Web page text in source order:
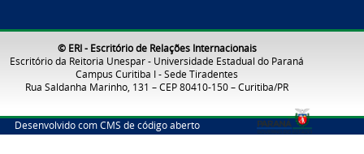
© ERI - Escritório de Relações Internacionais
Escritório da Reitoria Unespar - Universidade Estadual do Paraná
Campus Curitiba I - Sede Tiradentes
Rua Saldanha Marinho, 131 – CEP 80410-150 – Curitiba/PR
Desenvolvido com CMS de código aberto